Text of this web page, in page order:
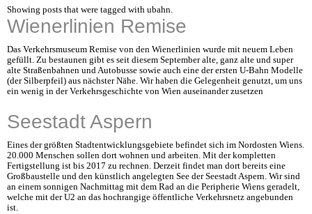
Showing posts that were tagged with ubahn.
Wienerlinien Remise
Das Verkehrsmuseum Remise von den Wienerlinien wurde mit neuem Leben
gefüllt. Zu bestaunen gibt es seit diesem September alte, ganz alte und super
alte Straßenbahnen und Autobusse sowie auch eine der ersten U-Bahn Modelle
(der Silberpfeil) aus nächster Nähe. Wir haben die Gelegenheit genutzt, um uns
ein wenig in der Verkehrsgeschichte von Wien auseinander zusetzen
Seestadt Aspern
Eines der größten Stadtentwicklungsgebiete befindet sich im Nordosten Wiens.
20.000 Menschen sollen dort wohnen und arbeiten. Mit der kompletten
Fertigstellung ist bis 2017 zu rechnen. Derzeit findet man dort bereits eine
Großbaustelle und den künstlich angelegten See der Seestadt Aspern. Wir sind
an einem sonnigen Nachmittag mit dem Rad an die Peripherie Wiens geradelt,
welche mit der U2 an das hochrangige öffentliche Verkehrsnetz angebunden
ist.